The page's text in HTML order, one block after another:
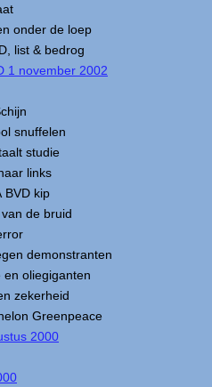
onder de loep
list & bedrog
1 november 2002
snuffelen
studie
links
BVD kip
de bruid
demonstranten
en oliegiganten
zekerheid
Greenpeace
2000